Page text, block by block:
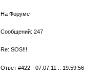
На Форуме
Сообщений: 247
Re: SOS!!!
Ответ #422 - 07.07.11 :: 19:59:56